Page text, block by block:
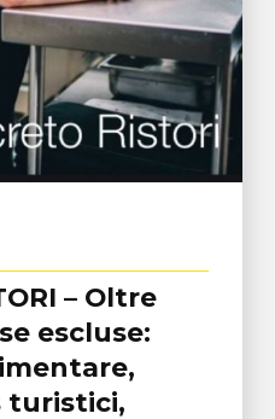
– Oltre
escluse:
turistici,